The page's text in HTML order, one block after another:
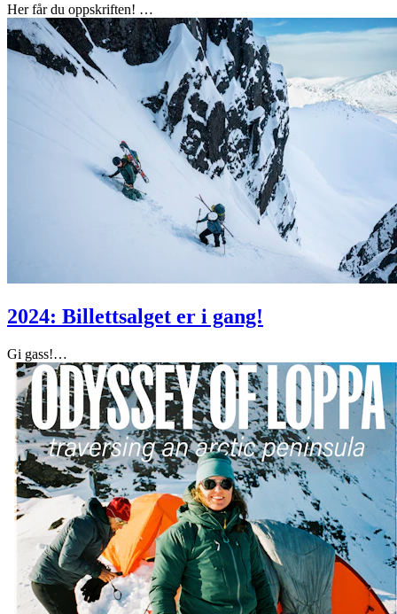
Her får du oppskriften! …
2024: Billettsalget er i gang!
Gi gass!…